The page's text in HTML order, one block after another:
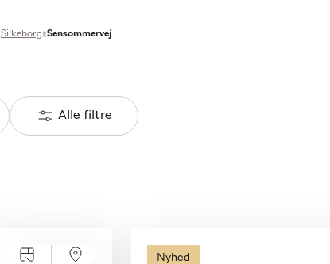
Silkeborg Sensommervej
Alle filtre
Nyhed